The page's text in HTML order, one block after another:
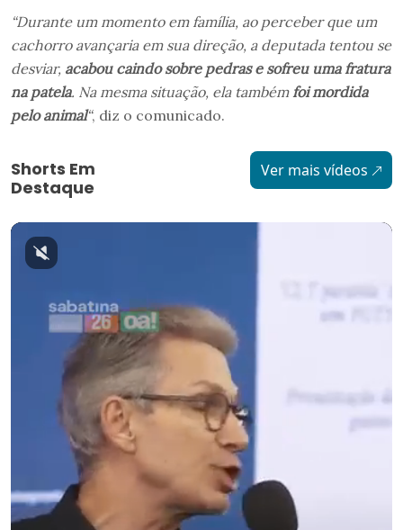
“Durante um momento em família, ao perceber que um
cachorro avançaria em sua direção, a deputada tentou se
desviar, acabou caindo sobre pedras e sofreu uma fratura
na patela. Na mesma situação, ela tambémfoi mordida
pelo animal“, diz o comunicado.
Shorts Em
Destaque
Ver mais vídeos